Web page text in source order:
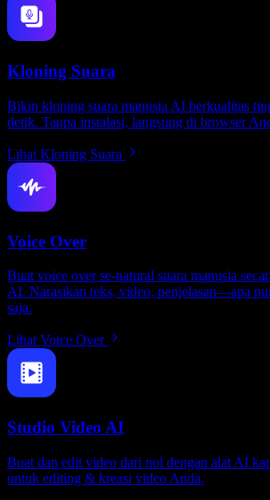
Kloning Suara
Bikin kloning suara manusia AI berkualitas
detik. Tanpa instalasi, langsung di browser
Lihat Kloning Suara
Voice Over
Buat voice over se-natural suara manusia
AI. Narasikan teks, video, penjelasan—apa
saja.
Lihat Voice Over
Studio Video AI
Buat dan edit video dari nol dengan alat AI
untuk editing & kreasi video Anda.